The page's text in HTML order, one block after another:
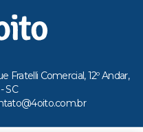
Fratelli Comercial, 12º Andar,
SC